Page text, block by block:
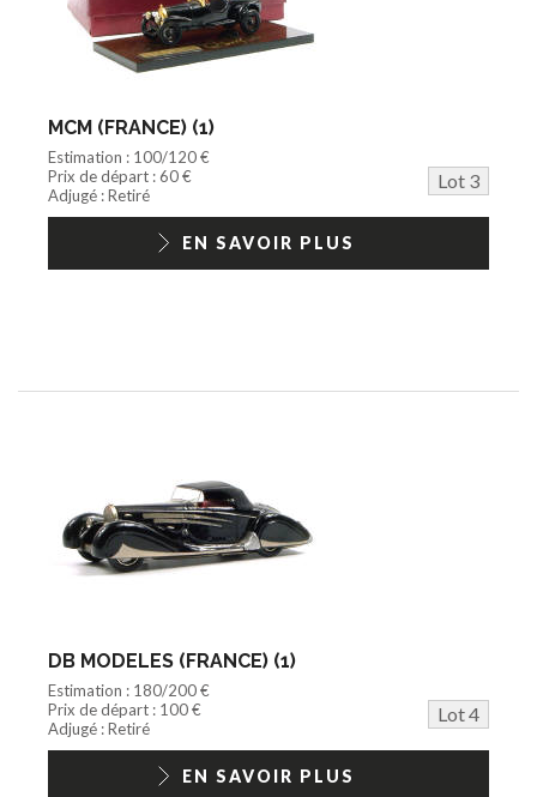
MCM (FRANCE) (1)
Estimation : 100/120 €
Prix de départ : 60 €
Lot 3
Adjugé : Retiré
EN SAVOIR PLUS
DB MODELES (FRANCE) (1)
Estimation : 180/200 €
Prix de départ : 100 €
Lot 4
Adjugé : Retiré
EN SAVOIR PLUS